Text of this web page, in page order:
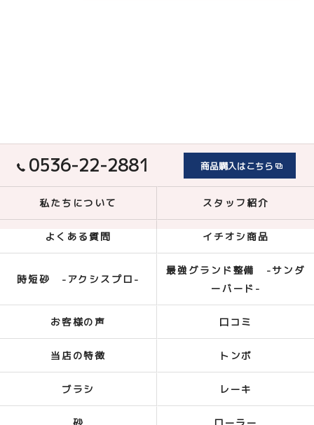
0536-22-2881 商品購入はこちら
私たちについて スタッフ紹介
よくある質問 イチオシ商品
時短砂 -アクシスプロ-
最強グランド整備 -サンダ
ーバード-
お客様の声 口コミ
当店の特徴 トンボ
ブラシ レーキ